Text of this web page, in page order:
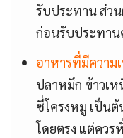
รับประทาน ส่ว
ก่อนรับประทาน
อาหารที่มีความ
ปลาหมึก ข้าวเ
ซี่โครงหมู เป็น
โดยตรง แต่คว